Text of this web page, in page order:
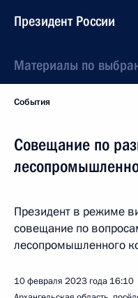
Президент России
Материалы по
События
Совещание по
Президент в режиме
совещание по
лесопромышленного
10 февраля 2023 года 16:10